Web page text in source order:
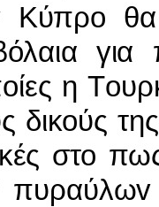
Κύπρo θα
η
δικoύς
στo